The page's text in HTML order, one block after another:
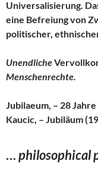
Universalisierung.
eine Befreiung von
politischer,
Unendliche
Menschenrechte.
Jubilaeum, – 28
Kaucic, – Jubiläum
…philosophical